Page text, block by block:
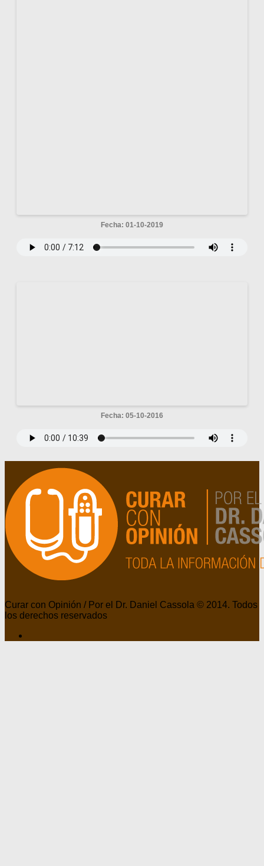
Fecha: 01-10-2019
Fecha: 05-10-2016
Curar con Opinión / Por el Dr. Daniel Cassola © 2014. Todos
los derechos reservados